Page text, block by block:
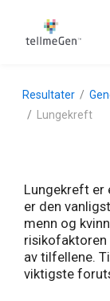
Resultater
Lungekreft
Lungekreft er
er den
menn og
risikofaktoren
av tilfellene.
viktigste